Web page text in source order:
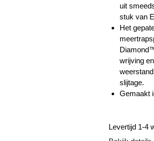
uit
stuk van
Het
wrijving
slijtage.
Gemaakt
Levertijd 1-4